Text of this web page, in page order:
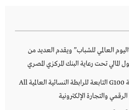
العالمي للشباب” ويقدم العديد من
تحت رعاية البنك المركزي المصري
چرمين عامر تنضم إلى منظمة G100 التابعة للرابطة النسائية العالمية All